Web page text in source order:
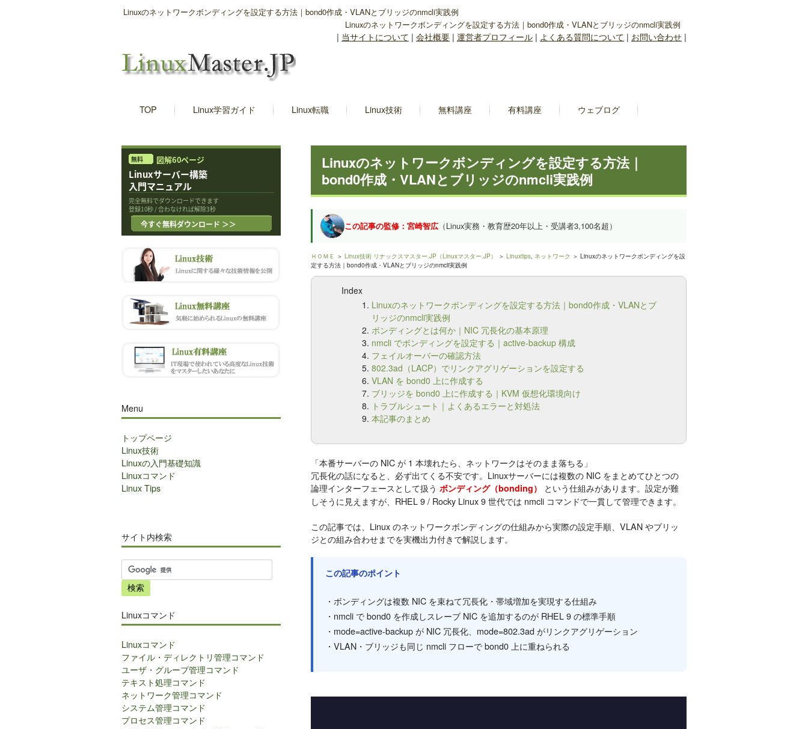
Linuxのネットワークボンディングを設定する方法｜bond0作成・VLANとブリッジのnmcli実践例
Linuxのネットワークボンディングを設定する方法｜bond0作成・VLANとブリッジのnmcli実践例
| 当サイトについて | 会社概要 | 運営者プロフィール | よくある質問について | お問い合わせ |
TOP Linux学習ガイド Linux転職 Linux技術 無料講座 有料講座 ウェブログ
Linuxのネットワークボンディングを設定する方法｜
bond0作成・VLANとブリッジのnmcli実践例
この記事の監修：宮崎智広（Linux実務・教育歴20年以上・受講者3,100名超）
ＨＯＭＥ ＞ Linux技術 リナックスマスター.JP（Linuxマスター.JP） ＞ Linuxtips, ネットワーク ＞ Linuxのネットワークボンディングを設
定する方法｜bond0作成・VLANとブリッジのnmcli実践例
Index
Linuxのネットワークボンディングを設定する方法｜bond0作成・VLANとブ
リッジのnmcli実践例
ボンディングとは何か｜NIC 冗長化の基本原理
nmcli でボンディングを設定する｜active-backup 構成
フェイルオーバーの確認方法
802.3ad（LACP）でリンクアグリゲーションを設定する
VLAN を bond0 上に作成する
ブリッジを bond0 上に作成する｜KVM 仮想化環境向け
トラブルシュート｜よくあるエラーと対処法
本記事のまとめ
「本番サーバーの NIC が 1 本壊れたら、ネットワークはそのまま落ちる」
冗長化の話になると、必ず出てくる不安です。Linuxサーバーには複数の NIC をまとめてひとつの
論理インターフェースとして扱う ボンディング（bonding）
という仕組みがあります。設定が難
しそうに見えますが、RHEL 9 / Rocky Linux 9 世代では nmcli コマンドで一貫して管理できます。
この記事では、Linux のネットワークボンディングの仕組みから実際の設定手順、VLAN やブリッ
ジとの組み合わせまでを実機出力付きで解説します。
この記事のポイント
・ボンディングは複数 NIC を束ねて冗長化・帯域増加を実現する仕組み
・nmcli で bond0 を作成しスレーブ NIC を追加するのが RHEL 9 の標準手順
・mode=active-backup が NIC 冗長化、mode=802.3ad がリンクアグリゲーション
・VLAN・ブリッジも同じ nmcli フローで bond0 上に重ねられる
Menu
トップページ
Linux技術
Linuxの入門基礎知識
Linuxコマンド
Linux Tips
サイト内検索
サ
イ
ト
検
索
Linuxコマンド
Linuxコマンド
ファイル・ディレクトリ管理コマンド
ユーザ・グループ管理コマンド
テキスト処理コマンド
ネットワーク管理コマンド
システム管理コマンド
プロセス管理コマンド